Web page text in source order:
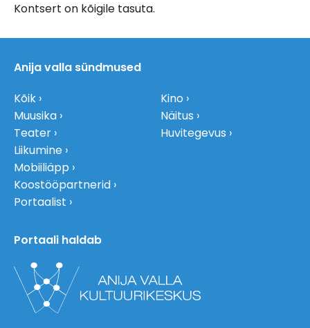
Kontsert on kõigile tasuta.
Anija valla sündmused
Kõik
Muusika
Teater
Liikumine
Kino
Näitus
Huvitegevus
Mobiiliäpp
Koostööpartnerid
Portaalist
Portaali haldab